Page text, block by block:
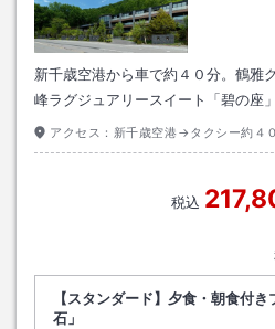
新千歳空港から車で約４０分。鶴雅
峰ラグジュアリースイート「碧の座」
アクセス： 新千歳空港→タクシー約４
税込
【スタンダード】夕食・朝食付
石」